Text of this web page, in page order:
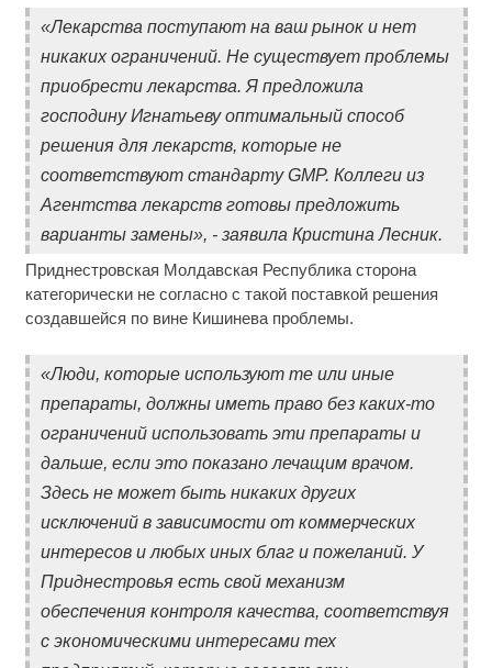
«Лекарства поступают на ваш рынок и нет
никаких ограничений. Не существует проблемы
приобрести лекарства. Я предложила
господину Игнатьеву оптимальный способ
решения для лекарств, которые не
соответствуют стандарту GMP. Коллеги из
Агентства лекарств готовы предложить
варианты замены», - заявила Кристина Лесник.
Приднестровская Молдавская Республика сторона
категорически не согласно с такой поставкой решения
создавшейся по вине Кишинева проблемы.
«Люди, которые используют те или иные
препараты, должны иметь право без каких-то
ограничений использовать эти препараты и
дальше, если это показано лечащим врачом.
Здесь не может быть никаких других
исключений в зависимости от коммерческих
интересов и любых иных благ и пожеланий. У
Приднестровья есть свой механизм
обеспечения контроля качества, соответствуя
с экономическими интересами тех